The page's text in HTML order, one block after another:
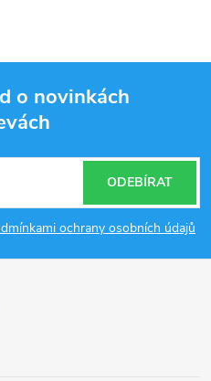
o novinkách
ochrany osobních údajů
ODEBÍRAT